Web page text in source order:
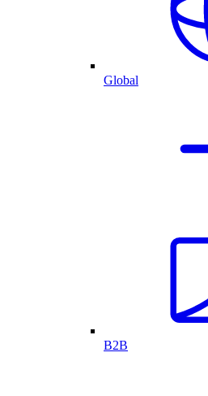
Global
B2B